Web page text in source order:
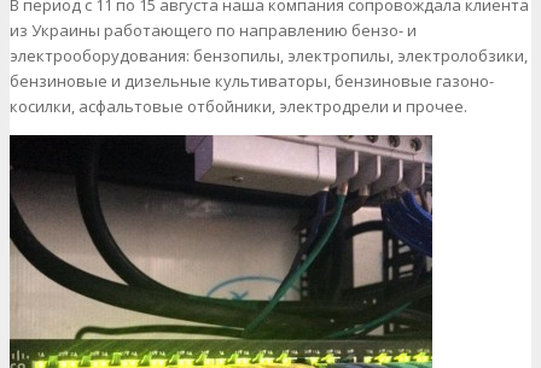
В период с 11 по 15 августа наша компания сопровождала клиента
из Украины работающего по направлению бензо- и
электрооборудования: бензопилы, электропилы, электролобзики,
бензиновые и дизельные культиваторы, бензиновые газоно-
косилки, асфальтовые отбойники, электродрели и прочее.